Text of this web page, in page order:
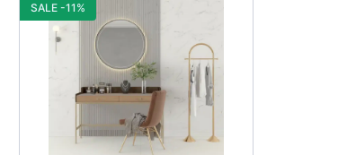
SALE -11%